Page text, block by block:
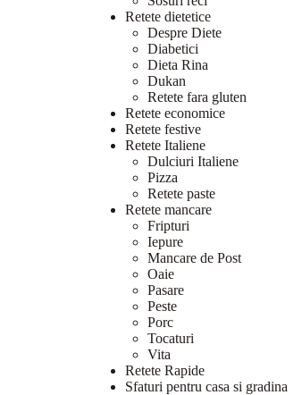
Retete dietetice
Despre Diete
Diabetici
Dieta Rina
Dukan
Retete fara gluten
Retete economice
Retete festive
Retete Italiene
Dulciuri Italiene
Pizza
Retete paste
Retete mancare
Fripturi
Iepure
Mancare de Post
Oaie
Pasare
Peste
Porc
Tocaturi
Vita
Retete Rapide
Sfaturi pentru casa si gradina